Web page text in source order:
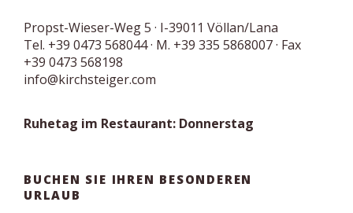
Propst-Wieser-Weg 5 · I-39011 Völlan/Lana
Tel. +39 0473 568044· M. +39 335 5868007· Fax
+39 0473 568198
info@kirchsteiger.com
Ruhetag im Restaurant: Donnerstag
BUCHEN SIE IHREN BESONDEREN
URLAUB